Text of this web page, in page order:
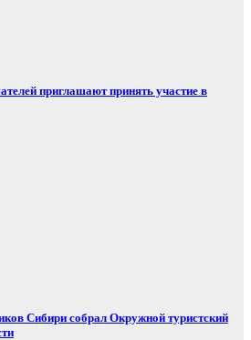
приглашают принять участие в
Сибири собрал Окружной туристский